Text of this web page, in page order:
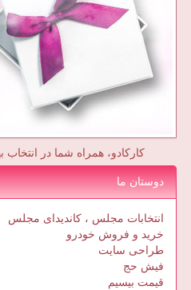
کارکادو، همراه شما در انتخاب
دوستان ما
انتخابات مجلس ، کاندیدای مجلس
خرید و فروش خودرو
طراحی سایت
فیش حج
قیمت بیسیم